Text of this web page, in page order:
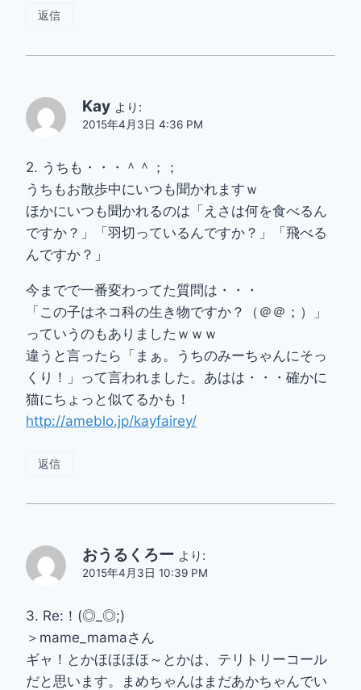
返信
Kay より:
2015年4月3日 4:36 PM
2. うちも・・・＾＾；；
うちもお散歩中にいつも聞かれますｗ
ほかにいつも聞かれるのは「えさは何を食べるん
ですか？」「羽切っているんですか？」「飛べる
んですか？」
今までで一番変わってた質問は・・・
「この子はネコ科の生き物ですか？（＠＠；）」
っていうのもありましたｗｗｗ
違うと言ったら「まぁ。うちのみーちゃんにそっ
くり！」って言われました。あはは・・・確かに
猫にちょっと似てるかも！
http://ameblo.jp/kayfairey/
返信
おうるくろー より:
2015年4月3日 10:39 PM
3. Re:！(◎_◎;)
＞mame_mamaさん
ギャ！とかほほほほ～とかは、テリトリーコール
だと思います。まめちゃんはまだあかちゃんでい